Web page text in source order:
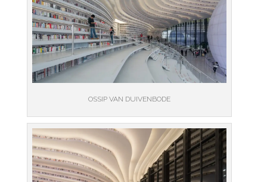
OSSIP VAN DUIVENBODE